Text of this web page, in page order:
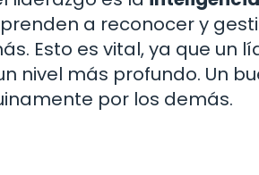
a reconocer y
Esto es vital, ya que un
nivel más profundo. Un
por los demás.